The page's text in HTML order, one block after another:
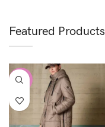
Featured Products
-17%